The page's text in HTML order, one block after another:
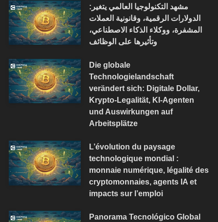
مشهد التكنولوجيا العالمي يتغير:
الدولارات الرقمية، وقانونية العملات
المشفرة، ووكلاء الذكاء الاصطناعي،
وتأثيرها على الوظائف
Die globale
Technologielandschaft
verändert sich: Digitale Dollar,
Krypto-Legalität, KI-Agenten
und Auswirkungen auf
Arbeitsplätze
L’évolution du paysage
technologique mondial :
monnaie numérique, légalité des
cryptomonnaies, agents IA et
impacts sur l’emploi
Panorama Tecnológico Global